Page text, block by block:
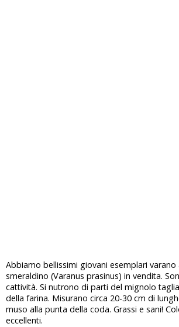
Abbiamo bellissimi giovani esemplari
smeraldino (Varanus prasinus) in vendita.
cattività. Si nutrono di parti del mignolo
della farina. Misurano circa 20-30 cm di
muso alla punta della coda. Grassi e sani!
eccellenti.